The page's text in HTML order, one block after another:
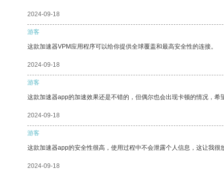
2024-09-18
游客
这款加速器VPM应用程序可以给你提供全球覆盖和最高安全性的连接。
2024-09-18
游客
这款加速器app的加速效果还是不错的，但偶尔也会出现卡顿的情况，希
2024-09-18
游客
这款加速器app的安全性很高，使用过程中不会泄露个人信息，这让我
2024-09-18